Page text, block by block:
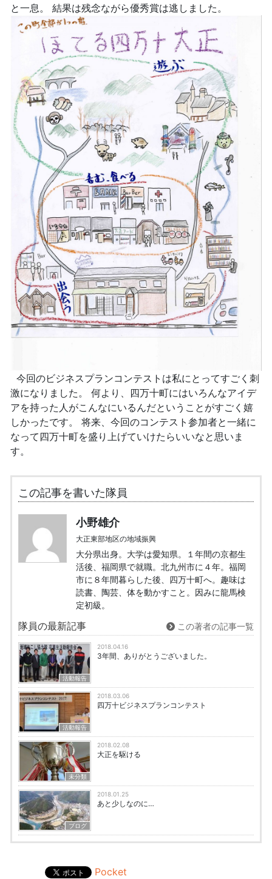
と一息。 結果は残念ながら優秀賞は逃しました。
今回のビジネスプランコンテストは私にとってすごく刺
激になりました。 何より、四万十町にはいろんなアイデ
アを持った人がこんなにいるんだということがすごく嬉
しかったです。 将来、今回のコンテスト参加者と一緒に
なって四万十町を盛り上げていけたらいいなと思いま
す。
この記事を書いた隊員
小野雄介
大正東部地区の地域振興
大分県出身。大学は愛知県。１年間の京都生
活後、福岡県で就職。北九州市に４年。福岡
市に８年間暮らした後、四万十町へ。趣味は
読書、陶芸、体を動かすこと。因みに龍馬検
定初級。
隊員の最新記事 この著者の記事一覧
活動報告
2018.04.16
3年間、ありがとうございました。
活動報告
2018.03.06
四万十ビジネスプランコンテスト
未分類
2018.02.08
大正を駆ける
ブログ
2018.01.25
あと少しなのに…
Pocket